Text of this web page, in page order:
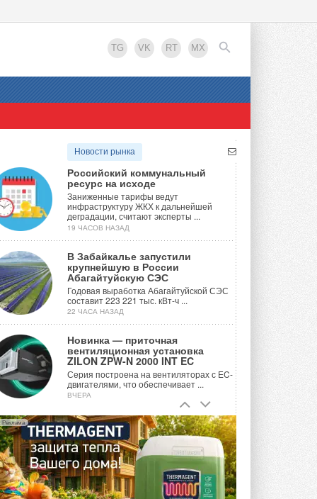
TG VK RT MX
EN
Новости рынка
Российский коммунальный
ресурс на исходе
Заниженные тарифы ведут
инфраструктуру ЖКХ к дальнейшей
деградации, считают эксперты ...
19 ЧАСОВ НАЗАД
В Забайкалье запустили
крупнейшую в России
Абагайтуйскую СЭС
Годовая выработка Абагайтуйской СЭС
составит 223 221 тыс. кВт-ч ...
22 ЧАСА НАЗАД
Новинка — приточная
вентиляционная установка
ZILON ZPW-N 2000 INT EC
Серия построена на вентиляторах с EC-
двигателями, что обеспечивает ...
ВЧЕРА
Учёные ЮУрГУ создали
каскадную установку,
объединяющую солнечную и
геотермальную энергию
Природосберегающие технологии ...
6 АВГУСТА 2026
Реклама